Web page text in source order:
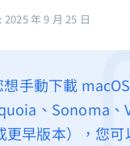
年 9 月 25 日
想手動下載
、Sonoma、
早版本），您可